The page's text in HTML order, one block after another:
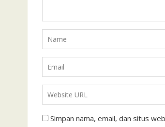
Simpan nama, email, dan situs